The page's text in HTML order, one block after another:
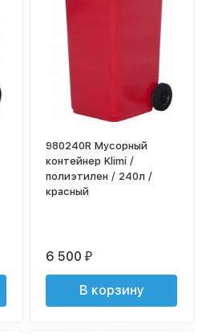
980240R Мусорный
контейнер Klimi /
полиэтилен / 240л /
красный
6 500₽
В корзину